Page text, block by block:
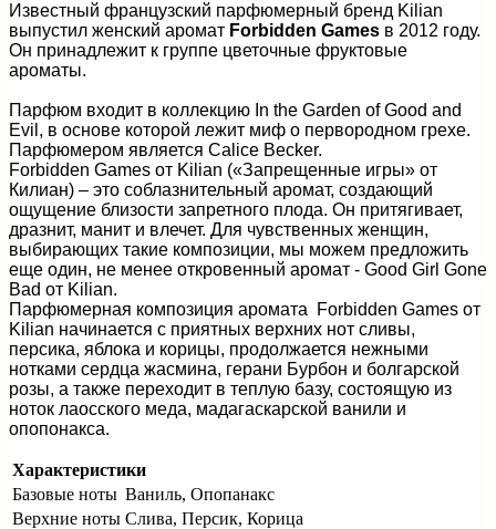
Известный французский парфюмерный бренд Kilian
выпустил женский аромат Forbidden Games в 2012 году.
Он принадлежит к группе цветочные фруктовые
ароматы.
Парфюм входит в коллекцию In the Garden of Good and
Evil, в основе которой лежит миф о первородном грехе.
Парфюмером является Calice Becker.
Forbidden Games от Kilian («Запрещенные игры» от
Килиан) – это соблазнительный аромат, создающий
ощущение близости запретного плода. Он притягивает,
дразнит, манит и влечет. Для чувственных женщин,
выбирающих такие композиции, мы можем предложить
еще один, не менее откровенный аромат - Good Girl Gone
Bad от Kilian.
Парфюмерная композиция аромата Forbidden Games от
Kilian начинается с приятных верхних нот сливы,
персика, яблока и корицы, продолжается нежными
нотками сердца жасмина, герани Бурбон и болгарской
розы, а также переходит в теплую базу, состоящую из
ноток лаосского меда, мадагаскарской ванили и
опопонакса.
Характеристики
Базовые ноты Ваниль, Опопанакс
Верхние ноты Слива, Персик, Корица